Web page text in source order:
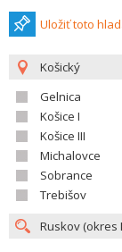
Uložiť toto
Košický
Gelnica
Košice I
Košice III
Michalovce
Sobrance
Trebišov